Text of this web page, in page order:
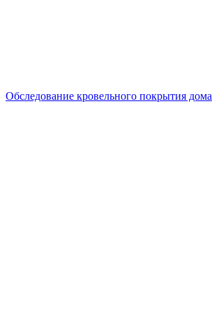
Обследование кровельного покрытия дома